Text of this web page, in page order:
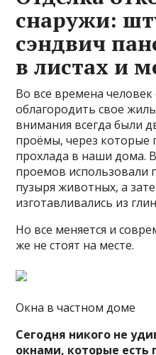
снаружи:
сэндвич
в листах и
Во все времена человек
облагородить свое
внимания всегда были
проёмы, через которые
прохлада в наши дома.
проемов использовали
пузыря животных, а
изготавливались из
Но все меняется и
же не стоят на месте.
Окна в частном доме
Сегодня никого не
окнами, которые